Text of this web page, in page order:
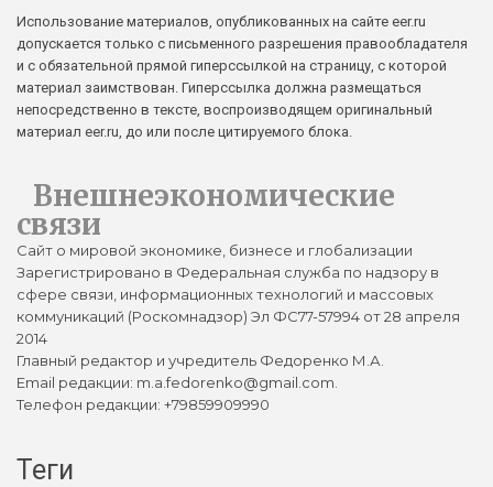
Использование материалов, опубликованных на сайте eer.ru
допускается только с письменного разрешения правообладателя
и с обязательной прямой гиперссылкой на страницу, с которой
материал заимствован. Гиперссылка должна размещаться
непосредственно в тексте, воспроизводящем оригинальный
материал eer.ru, до или после цитируемого блока.
Внешнеэкономические
связи
Сайт о мировой экономике, бизнесе и глобализации
Зарегистрировано в Федеральная служба по надзору в
сфере связи, информационных технологий и массовых
коммуникаций (Роскомнадзор) Эл ФС77-57994 от 28 апреля
2014
Главный редактор и учредитель Федоренко М.А.
Email редакции: m.a.fedorenko@gmail.com.
Телефон редакции: +79859909990
Теги